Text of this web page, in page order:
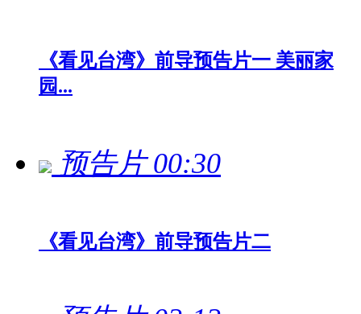
《看见台湾》前导预告片一 美丽家
园...
预告片 00:30
《看见台湾》前导预告片二